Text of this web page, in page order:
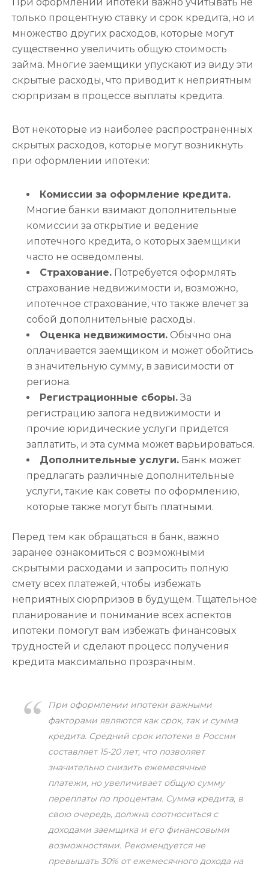
только процентную ставку и срок кредита, но и
множество других расходов, которые могут
существенно увеличить общую стоимость
займа. Многие заемщики упускают из виду эти
скрытые расходы, что приводит к неприятным
сюрпризам в процессе выплаты кредита.
Вот некоторые из наиболее распространенных
скрытых расходов, которые могут возникнуть
при оформлении ипотеки:
Комиссии за оформление кредита.
Многие банки взимают дополнительные
комиссии за открытие и ведение
ипотечного кредита, о которых заемщики
часто не осведомлены.
Страхование. Потребуется оформлять
страхование недвижимости и, возможно,
ипотечное страхование, что также влечет за
собой дополнительные расходы.
Оценка недвижимости. Обычно она
оплачивается заемщиком и может обойтись
в значительную сумму, в зависимости от
региона.
Регистрационные сборы.За
регистрацию залога недвижимости и
прочие юридические услуги придется
заплатить, и эта сумма может варьироваться.
Дополнительные услуги. Банк может
предлагать различные дополнительные
услуги, такие как советы по оформлению,
которые также могут быть платными.
Перед тем как обращаться в банк, важно
заранее ознакомиться с возможными
скрытыми расходами и запросить полную
смету всех платежей, чтобы избежать
неприятных сюрпризов в будущем. Тщательное
планирование и понимание всех аспектов
ипотеки помогут вам избежать финансовых
трудностей и сделают процесс получения
кредита максимально прозрачным.
При оформлении ипотеки важными
факторами являются как срок, так и сумма
кредита. Средний срок ипотеки в России
составляет 15-20 лет, что позволяет
значительно снизить ежемесячные
платежи, но увеличивает общую сумму
переплаты по процентам. Сумма кредита, в
свою очередь, должна соотноситься с
доходами заемщика и его финансовыми
возможностями. Рекомендуется не
превышать 30% от ежемесячного дохода на